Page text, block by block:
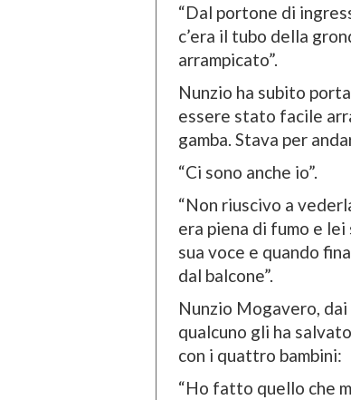
“Dal portone di
c’era il tubo della
arrampicato”.
Nunzio ha subito
essere stato facile
gamba. Stava per
“Ci sono anche io”.
“Non riuscivo a
era piena di fumo e
sua voce e quando
dal balcone”.
Nunzio Mogavero,
qualcuno gli ha
con i quattro bambini:
“Ho fatto quello che